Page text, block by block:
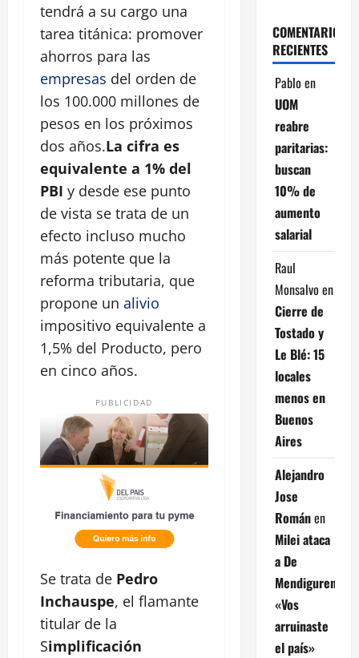
tendrá a su cargo una
tarea titánica: promover
ahorros para las
empresas del orden de
los 100.000 millones de
pesos en los próximos
dos años.La cifra es
equivalente a 1% del
PBI y desde ese punto
de vista se trata de un
efecto incluso mucho
más potente que la
reforma tributaria, que
propone un alivio
impositivo equivalente a
1,5% del Producto, pero
en cinco años.
PUBLICIDAD
Se trata de Pedro
Inchauspe, el flamante
titular de la
Simplificación
COMENTARIOS
RECIENTES
Pablo en
UOM
reabre
paritarias:
buscan
10% de
aumento
salarial
Raul
Monsalvo en
Cierre de
Tostado y
Le Blé: 15
locales
menos en
Buenos
Aires
Alejandro
Jose
Románen
Milei ataca
a De
Mendiguren:
«Vos
arruinaste
el país»